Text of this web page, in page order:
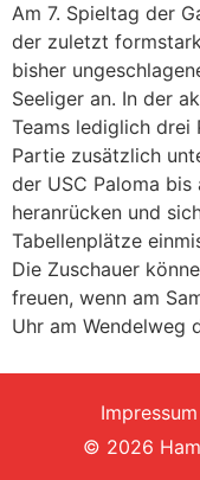
Am 7. Spieltag der
der zuletzt
bisher
Seeliger an. In der
Teams lediglich drei
Partie zusätzlich
der USC Paloma bis
heranrücken und
Tabellenplätze
Die Zuschauer
freuen, wenn am
Uhr am Wendelweg
Impressum
© 2026